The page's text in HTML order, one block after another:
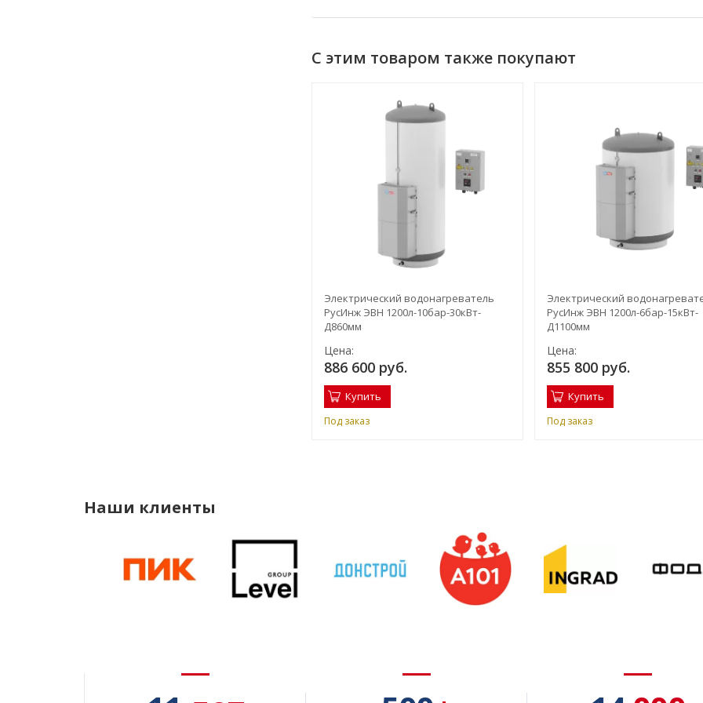
С этим товаром также покупают
Электрический водонагреватель
РусИнж ЭВН 1200л-10бар-30кВт-
Д860мм
Цена:
886 600 руб.
Купить
Под заказ
Электрический
РусИнж ЭВН 1200л-6бар-15кВт-
Д1100мм
Цена:
855 800 руб.
Купить
Под заказ
Наши клиенты